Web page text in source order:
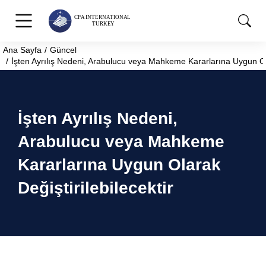
You are here:
Ana Sayfa
Güncel
İşten Ayrılış Nedeni, Arabulucu veya Mahkeme Kararlarına Uygun
İşten Ayrılış Nedeni,
Arabulucu veya Mahkeme
Kararlarına Uygun Olarak
Değiştirilebilecektir